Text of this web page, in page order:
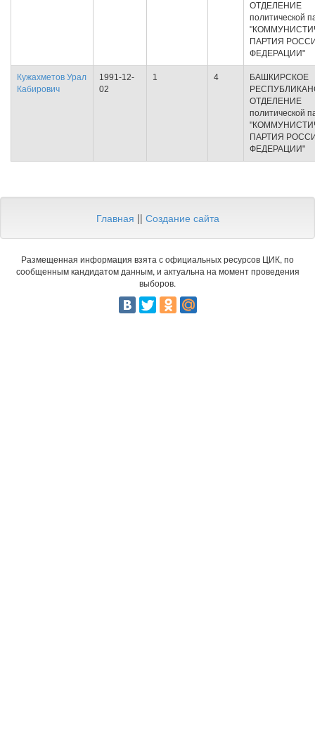
ОТДЕЛЕНИЕ
политической
ПАРТИЯ
ФЕДЕРАЦИИ"
Кужахметов Урал
Кабирович
1991-12-
02
1 4
БАШКИРСКОЕ
ОТДЕЛЕНИЕ
политической
ПАРТИЯ
ФЕДЕРАЦИИ"
Главная || Создание сайта
Размещенная информация взята с официальных ресурсов ЦИК, по
сообщенным кандидатом данным, и актуальна на момент проведения
выборов.